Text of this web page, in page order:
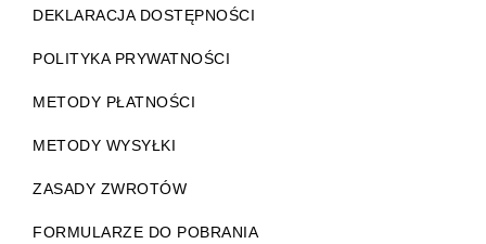
DEKLARACJA DOSTĘPNOŚCI
POLITYKA PRYWATNOŚCI
METODY PŁATNOŚCI
METODY WYSYŁKI
ZASADY ZWROTÓW
FORMULARZE DO POBRANIA